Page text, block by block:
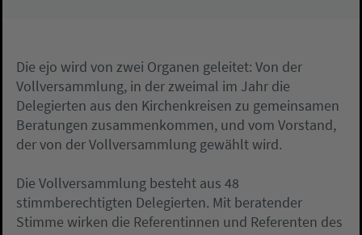
Die ejo wird von zwei Organen geleitet: Von der
Vollversammlung, in der zweimal im Jahr die
Delegierten aus den Kirchenkreisen zu gemeinsamen
Beratungen zusammenkommen, und vom Vorstand,
der von der Vollversammlung gewählt wird.
Die Vollversammlung besteht aus 48
stimmberechtigten Delegierten. Mit beratender
Stimme wirken die Referentinnen und Referenten des